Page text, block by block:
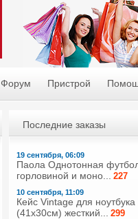
Форум Пристрой
Последние заказы
19 сентября, 06:09
Паола Однотонная
горловиной и моно...
227
10 сентября, 11:09
Кейс Vintage для
(41х30см) жесткий...
299